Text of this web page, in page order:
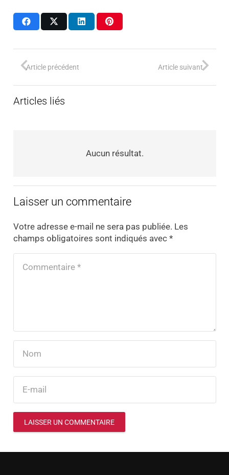
Article précédent Article suivant
Articles liés
Aucun résultat.
Laisser un commentaire
Votre adresse e-mail ne sera pas publiée. Les
champs obligatoires sont indiqués avec *
LAISSER UN COMMENTAIRE